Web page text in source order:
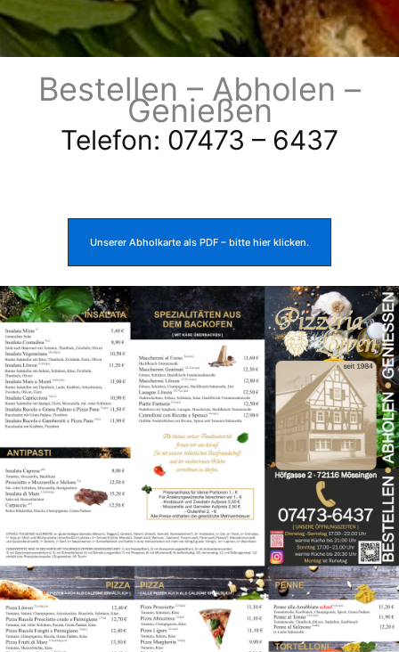
Bestellen – Abholen –
Genießen
Telefon: 07473 – 6437
Unserer Abholkarte als PDF – bitte hier klicken.